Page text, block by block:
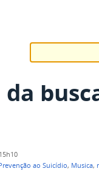
ao Suicídio, Musica,